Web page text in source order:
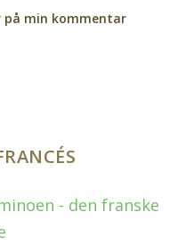
på min kommentar